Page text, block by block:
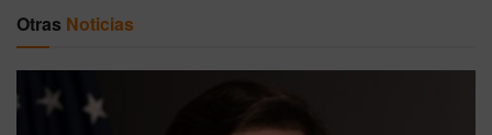
Otras Noticias